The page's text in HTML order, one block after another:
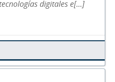
digitales e[...]